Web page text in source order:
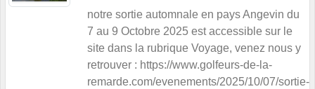
notre sortie automnale en pays Angevin du
7 au 9 Octobre 2025 est accessible sur le
site dans la rubrique Voyage, venez nous y
retrouver : https://www.golfeurs-de-la-
remarde.com/evenements/2025/10/07/sortie-